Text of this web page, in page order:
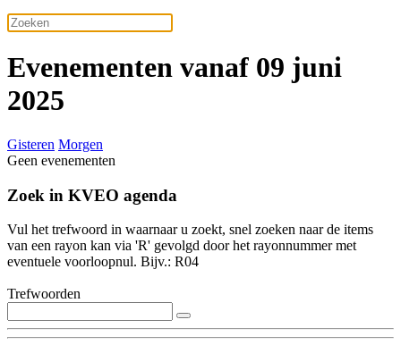
Evenementen vanaf 09 juni
2025
Gisteren Morgen
Geen evenementen
Zoek in KVEO agenda
Vul het trefwoord in waarnaar u zoekt, snel zoeken naar de items
van een rayon kan via 'R' gevolgd door het rayonnummer met
eventuele voorloopnul. Bijv.: R04
Trefwoorden